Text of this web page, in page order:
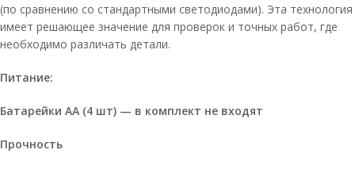
(по сравнению со стандартными светодиодами). Эта технология
имеет решающее значение для проверок и точных работ, где
необходимо различать детали.
Питание:
Батарейки АА (4 шт) — в комплект не входят
Прочность